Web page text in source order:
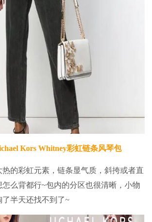
Kors Whitney彩虹链条风琴包
的彩虹元素，链条显气质，斜挎或者直
么背都行~包内的分区也很清晰，小物
半天还找不到了~